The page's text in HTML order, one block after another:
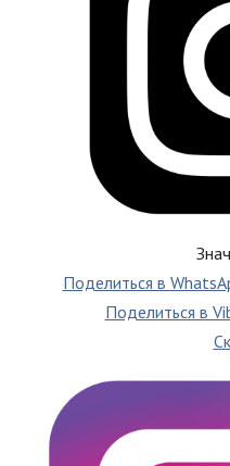
Поделиться в
Поделиться в